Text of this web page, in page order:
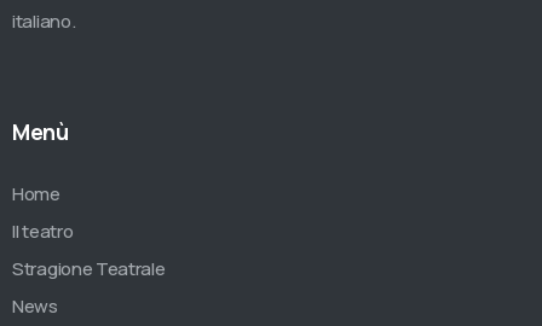
italiano.
Menù
Home
Il teatro
Stragione Teatrale
News